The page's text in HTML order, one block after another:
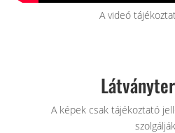
A videó
A képek csak tájékoztató